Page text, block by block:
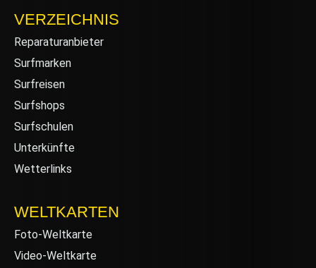
VERZEICHNIS
Reparaturanbieter
Surfmarken
Surfreisen
Surfshops
Surfschulen
Unterkünfte
Wetterlinks
WELTKARTEN
Foto-Weltkarte
Video-Weltkarte